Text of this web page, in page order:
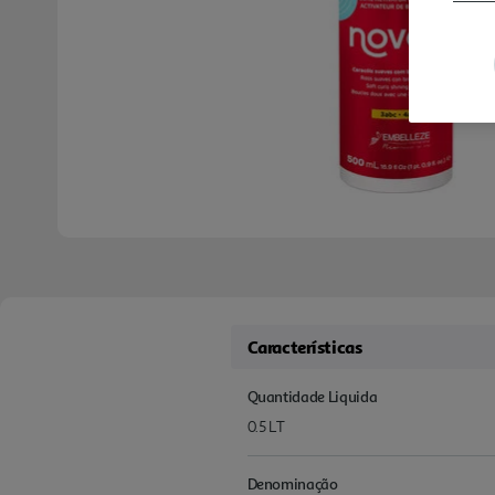
Características
Quantidade Liquida
0.5 LT
Denominação